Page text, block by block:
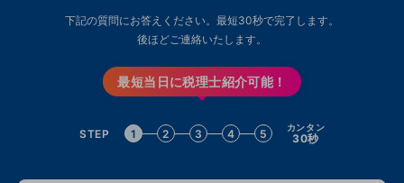
下記の質問にお答えください。最短30秒で完了します。
後ほどご連絡いたします。
最短当日に税理士紹介可能！
STEP 1 2 3 4 5 カンタン
30秒